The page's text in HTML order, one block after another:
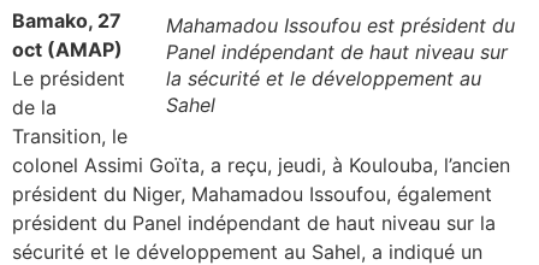
Mahamadou Issoufou est président du
Panel indépendant de haut niveau sur
la sécurité et le développement au
Sahel
Bamako, 27
oct (AMAP)
Le président
de la
Transition, le
colonel Assimi Goïta, a reçu, jeudi, à Koulouba, l’ancien
président du Niger, Mahamadou Issoufou, également
président du Panel indépendant de haut niveau sur la
sécurité et le développement au Sahel, a indiqué un